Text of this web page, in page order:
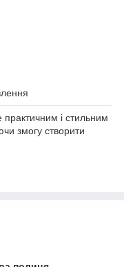
практичним і стильним
змогу створити